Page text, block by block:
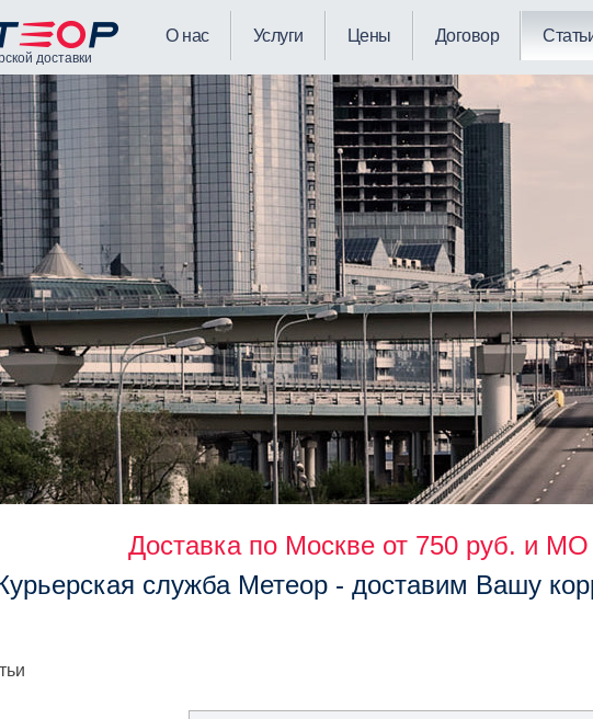
доставки
О нас Услуги Цены Договор
Доставка по Москве от 750 руб. и МО
служба Метеор - доставим Вашу